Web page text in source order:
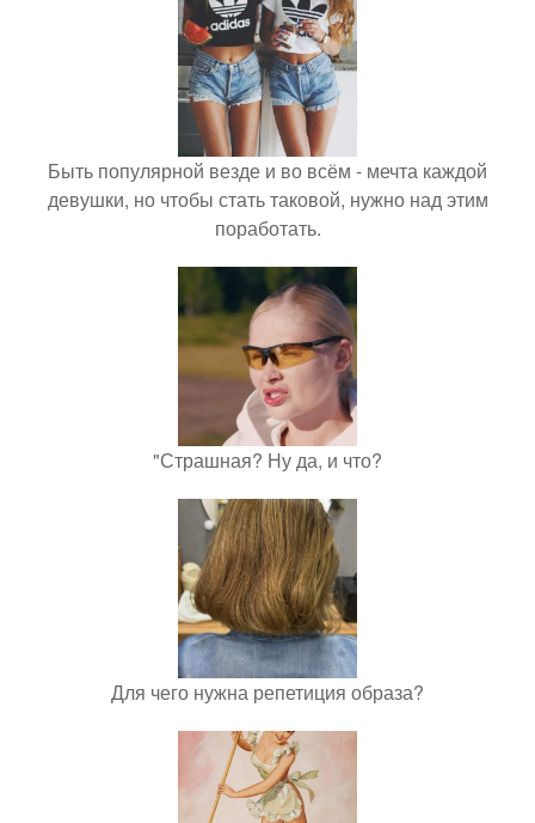
Быть популярной везде и во всём - мечта каждой
девушки, но чтобы стать таковой, нужно над этим
поработать.
"Страшная? Ну да, и что?
Для чего нужна репетиция образа?